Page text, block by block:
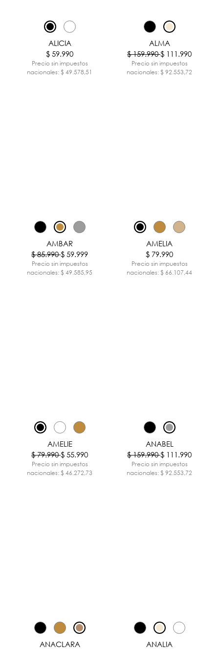
ALICIA
$ 59.990
Precio sin impuestos
nacionales: $ 49.578,51
-30%
ALMA
$ 159.990$ 111.990
Precio sin impuestos
nacionales: $ 92.553,72
-30%
AMBAR
$ 85.990$ 59.999
Precio sin impuestos
nacionales: $ 49.585,95
AMELIA
$ 79.990
Precio sin impuestos
nacionales: $ 66.107,44
-30%
AMELIE
$ 79.990$ 55.990
Precio sin impuestos
nacionales: $ 46.272,73
-30%
ANABEL
$ 159.990$ 111.990
Precio sin impuestos
nacionales: $ 92.553,72
-25%
ANACLARA
ANALIA